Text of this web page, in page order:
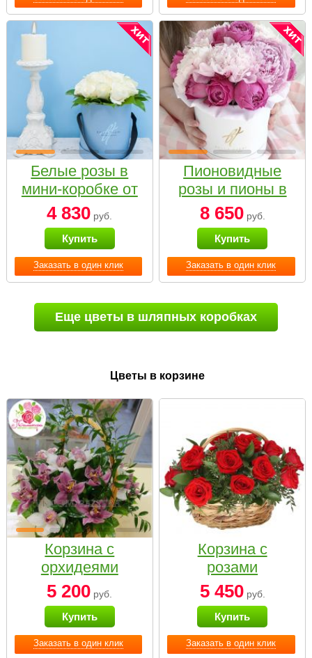
Заказать в один клик
Белые розы в
мини-коробке от
Bella Fiori
4 830 руб.
Купить
Заказать в один клик
Пионовидные
розы и пионы в
белой коробке
Small
8 650руб.
Купить
Еще цветы в шляпных коробках
Цветы в корзине
Заказать в один клик
Корзина с
орхидеями
малая
5 200 руб.
Купить
Заказать в один клик
Корзина с
розами
«Красный
Париж»
5 450руб.
Купить